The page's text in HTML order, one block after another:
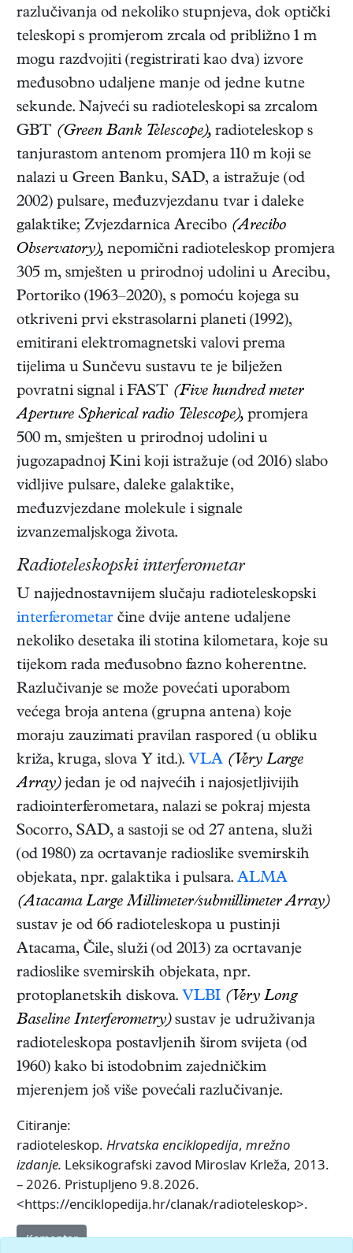
razlučivanja od nekoliko stupnjeva, dok optički
teleskopi s promjerom zrcala od približno 1 m
mogu razdvojiti (registrirati kao dva) izvore
međusobno udaljene manje od jedne kutne
sekunde. Najveći su radioteleskopi sa zrcalom
GBT (Green Bank Telescope), radioteleskop s
tanjurastom antenom promjera 110 m koji se
nalazi u Green Banku, SAD, a istražuje (od
2002) pulsare, međuzvjezdanu tvar i daleke
galaktike; Zvjezdarnica Arecibo (Arecibo
Observatory), nepomični radioteleskop promjera
305 m, smješten u prirodnoj udolini u Arecibu,
Portoriko (1963–2020), s pomoću kojega su
otkriveni prvi ekstrasolarni planeti (1992),
emitirani elektromagnetski valovi prema
tijelima u Sunčevu sustavu te je bilježen
povratni signal i FAST (Five hundred meter
Aperture Spherical radio Telescope), promjera
500 m, smješten u prirodnoj udolini u
jugozapadnoj Kini koji istražuje (od 2016) slabo
vidljive pulsare, daleke galaktike,
međuzvjezdane molekule i signale
izvanzemaljskoga života.
Radioteleskopski interferometar
U najjednostavnijem slučaju radioteleskopski
interferometar čine dvije antene udaljene
nekoliko desetaka ili stotina kilometara, koje su
tijekom rada međusobno fazno koherentne.
Razlučivanje se može povećati uporabom
većega broja antena (grupna antena) koje
moraju zauzimati pravilan raspored (u obliku
križa, kruga, slova Y itd.). VLA (Very Large
Array)jedan je od najvećih i najosjetljivijih
radiointerferometara, nalazi se pokraj mjesta
Socorro, SAD, a sastoji se od 27 antena, služi
(od 1980) za ocrtavanje radioslike svemirskih
objekata, npr. galaktika i pulsara. ALMA
(Atacama Large Millimeter/submillimeter Array)
sustav je od 66 radioteleskopa u pustinji
Atacama, Čile, služi (od 2013) za ocrtavanje
radioslike svemirskih objekata, npr.
protoplanetskih diskova. VLBI (Very Long
Baseline Interferometry)sustav je udruživanja
radioteleskopa postavljenih širom svijeta (od
1960) kako bi istodobnim zajedničkim
mjerenjem još više povećali razlučivanje.
Citiranje:
radioteleskop. Hrvatska enciklopedija, mrežno
izdanje. Leksikografski zavod Miroslav Krleža, 2013.
– 2026. Pristupljeno 9.8.2026.
<https://enciklopedija.hr/clanak/radioteleskop>.
Komentar